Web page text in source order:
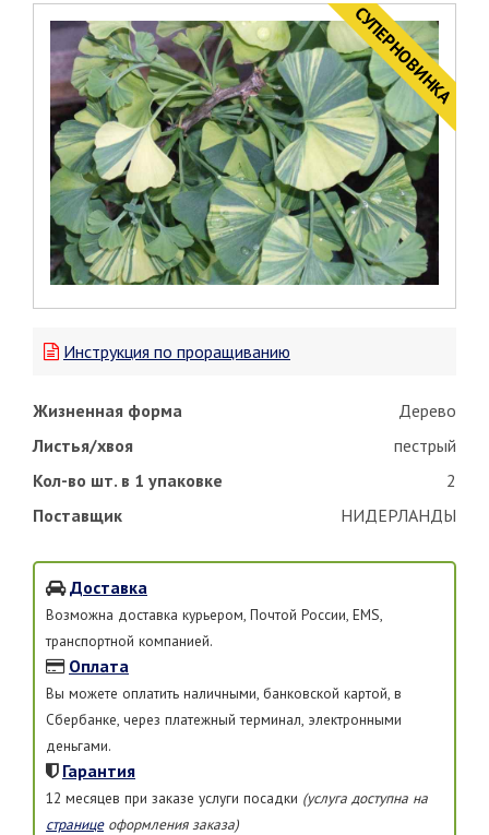
CУПЕРНОВИНКА
Инструкция по проращиванию
Жизненная форма
Дерево
Листья/хвоя
пестрый
Кол-во шт. в 1 упаковке
2
Поставщик
НИДЕРЛАНДЫ
Доставка
Возможна доставка курьером, Почтой России, EMS,
транспортной компанией.
Оплата
Вы можете оплатить наличными, банковской картой, в
Сбербанке, через платежный терминал, электронными
деньгами.
Гарантия
12 месяцев при заказе услуги посадки (услуга доступна на
страницеоформления заказа)